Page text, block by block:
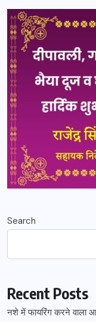
Search
Recent Posts
नशे में फायरिंग करने वाला